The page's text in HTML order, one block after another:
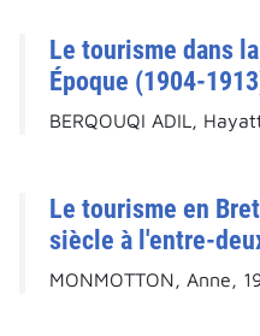
Le tourisme dans
Époque (1904-
BERQOUQI ADIL,
Le tourisme en
siècle à l'entre-
MONMOTTON, Anne,